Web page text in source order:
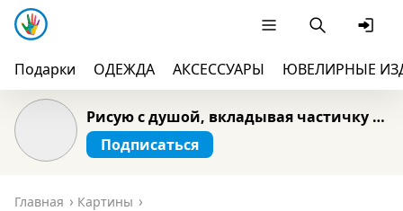
Подарки ОДЕЖДА АКСЕССУАРЫ ЮВЕЛИРНЫЕ
Рисую с душой, вкладывая частичку себя!
Подписаться
Главная
Картины